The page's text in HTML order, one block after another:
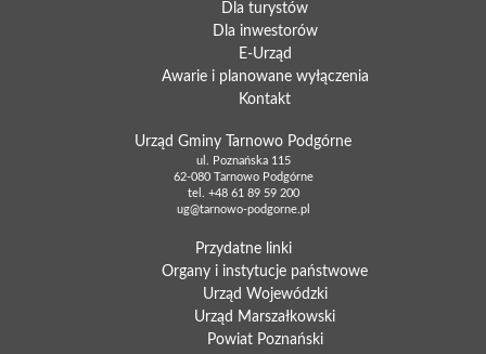
Dla turystów
Dla inwestorów
E-Urząd
Awarie i planowane wyłączenia
Kontakt
Urząd Gminy Tarnowo Podgórne
ul. Poznańska 115
62-080 Tarnowo Podgórne
tel. +48 61 89 59 200
ug@tarnowo-podgorne.pl
Przydatne linki
Organy i instytucje państwowe
Urząd Wojewódzki
Urząd Marszałkowski
Powiat Poznański